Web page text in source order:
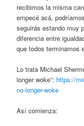
recibimos la misma
empecé acá,
seguirás estando muy
diferencia entre
que todos terminamos
Lo trata Michael
longer woke”: https://
no-longer-woke
Así comienza: